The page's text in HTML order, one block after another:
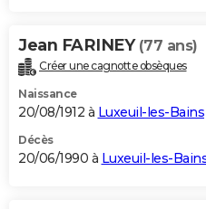
Jean FARINEY (77 ans)
Créer une cagnotte obsèques
Naissance
20/08/1912 à Luxeuil-les-Bains
Décès
20/06/1990 à Luxeuil-les-